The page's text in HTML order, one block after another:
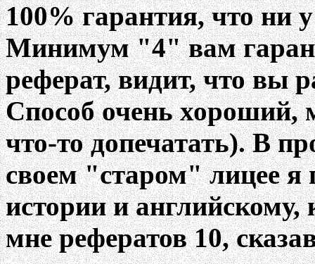
100% гарантия, что ни
Минимум "4" вам
реферат, видит, что вы
Способ очень хороший,
что-то допечатать). В
своем "старом" лицее я
истории и английскому,
мне рефератов 10,